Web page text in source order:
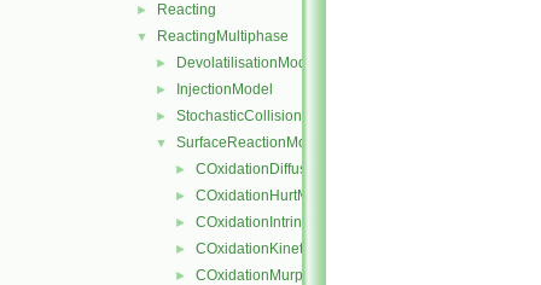
► Reacting
▼ ReactingMultiphase
► DevolatilisationModel
► InjectionModel
► StochasticCollision
▼ SurfaceReactionModel
► COxidationDiffusionLimitedRate
► COxidationHurtMitchell
► COxidationIntrinsicRate
► COxidationKineticDiffusionLimitedRate
► COxidationMurphyShaddix